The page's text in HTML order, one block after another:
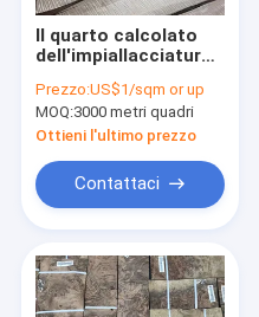
Il quarto calcolato
dell'impiallacciatura
ha tagliato
Fiddleback
Prezzo:US$1/sqm or up
MOQ:3000 metri quadri
Ottieni l'ultimo prezzo
Contattaci